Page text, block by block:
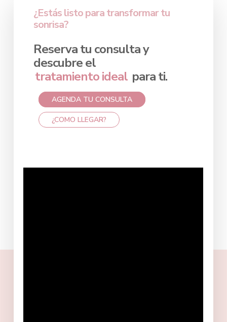
¿Estás listo para transformar tu
sonrisa?
Reserva tu consulta y
descubre el
tratamiento ideal para ti.
AGENDA TU CONSULTA
¿COMO LLEGAR?